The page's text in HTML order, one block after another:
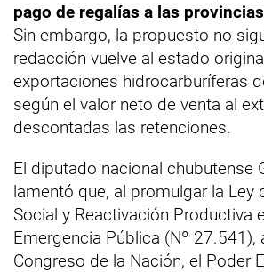
pago de regalías a las
Sin embargo, la propuesto no
redacción vuelve al estado
exportaciones hidrocarburíferas
según el valor neto de venta al
descontadas las retenciones.
El diputado nacional chubutense
lamentó que, al promulgar la Ley
Social y Reactivación Productiva
Emergencia Pública (Nº 27.541),
Congreso de la Nación, el Poder